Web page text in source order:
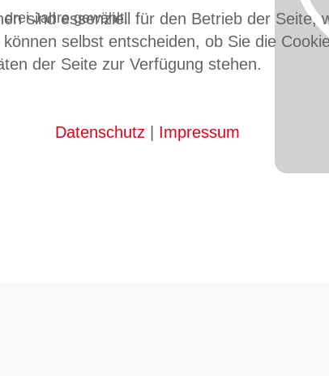
Jahre gewählt.
sind essenziell für den Betrieb der Seite,
selbst entscheiden, ob Sie die
der Seite zur Verfügung stehen.
Datenschutz
Impressum